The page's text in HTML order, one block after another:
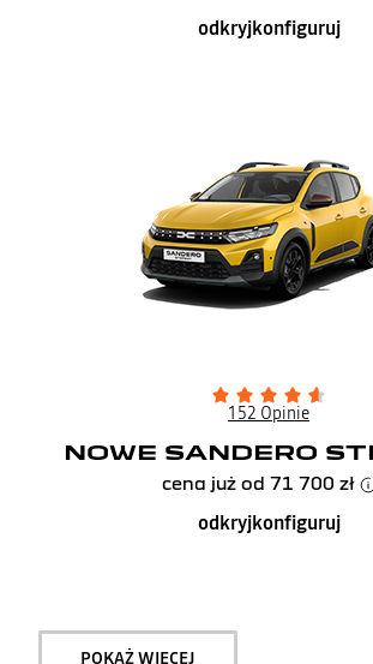
odkryjkonfiguruj
152 Opinie
NOWE SANDERO
cena już od 71 700 zł
odkryjkonfiguruj
POKAŻ WIĘCEJ